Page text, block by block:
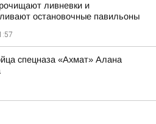
ливневки и
остановочные павильоны
спецназа «Ахмат» Алана